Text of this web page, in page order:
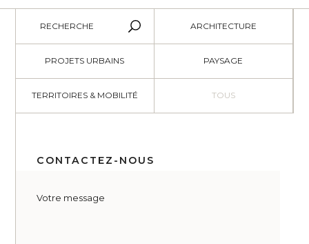
RECHERCHE ARCHITECTURE
PROJETS URBAINS PAYSAGE
TERRITOIRES & MOBILITÉ TOUS
CONTACTEZ-NOUS